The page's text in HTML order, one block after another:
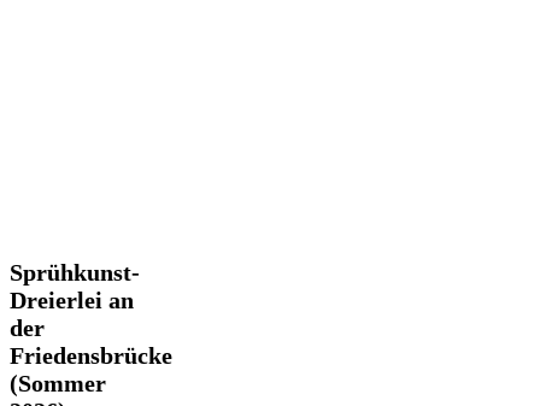
Sprühkunst-
Dreierlei
an
der
Friedensbrücke
(Sommer
2026)
Sprühkunst-
Dreierlei an
der
Friedensbrücke
(Sommer